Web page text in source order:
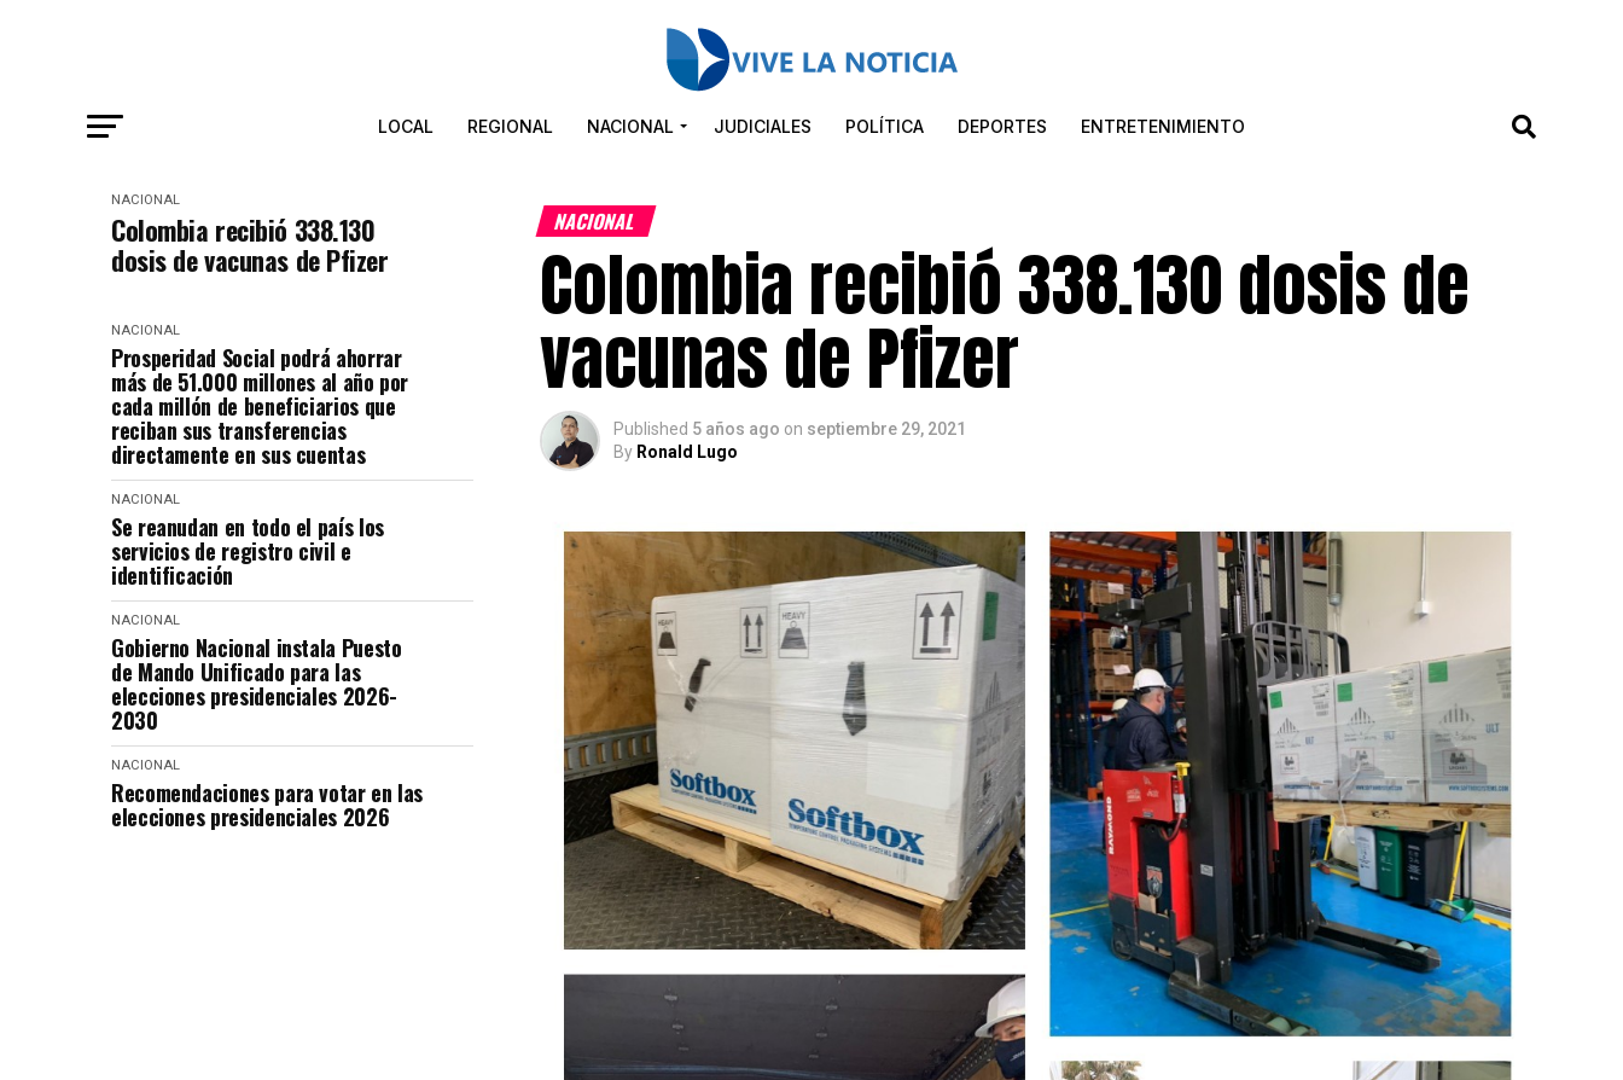
LOCAL REGIONAL NACIONAL JUDICIALES POLÍTICA DEPORTES ENTRETENIMIENTO
NACIONAL
Colombia recibió 338.130
dosis de vacunas de Pfizer
NACIONAL
Prosperidad Social podrá ahorrar
más de 51.000 millones al año por
cada millón de beneficiarios que
reciban sus transferencias
directamente en sus cuentas
NACIONAL
Se reanudan en todo el país los
servicios de registro civil e
identificación
NACIONAL
Gobierno Nacional instala Puesto
de Mando Unificado para las
elecciones presidenciales 2026-
2030
NACIONAL
Recomendaciones para votar en las
elecciones presidenciales 2026
NACIONAL
Colombia recibió 338.130 dosis de
vacunas de Pfizer
Published 5 años ago on septiembre 29, 2021
By Ronald Lugo